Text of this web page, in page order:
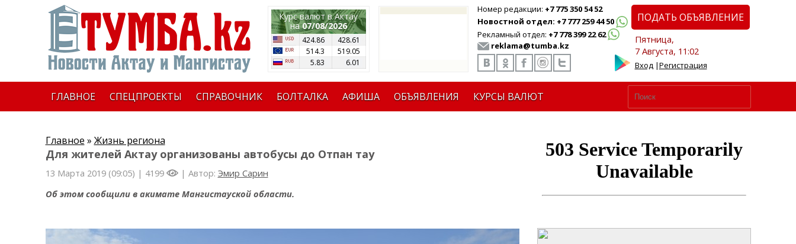
Курс валют в Актау
на07/08/2026
424.86
428.61
514.3
519.05
5.83
6.01
Номер редакции: +7 775 350 54 52
Новостной отдел: +7 777 259 44 50
Рекламный отдел: +7 778 399 22 62
reklama@tumba.kz
ПОДАТЬ ОБЪЯВЛЕНИЕ
Пятница,
7 Августа, 11:02
Вход|Регистрация
ГЛАВНОЕ СПЕЦПРОЕКТЫ СПРАВОЧНИК БОЛТАЛКА АФИША ОБЪЯВЛЕНИЯ КУРСЫ ВАЛЮТ
Главное » Жизнь региона
Для жителей Актау организованы автобусы до Отпан тау
13 Марта 2019 (09:05) | 4199 | Автор: Эмир Сарин
Об этом сообщили в акимате Мангистауской области.